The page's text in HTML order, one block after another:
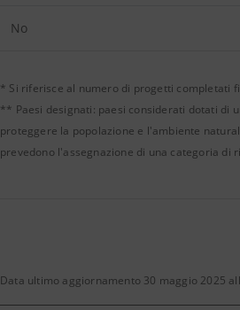
No
* Si riferisce al numero di progetti completati
** Paesi designati: paesi considerati dotati di
proteggere la popolazione e l'ambiente
prevedono l'assegnazione di una categoria di
Data ultimo aggiornamento 30 maggio 2025